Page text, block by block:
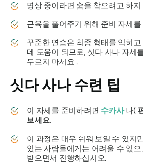
명상 중이라면 숨을 참으려고 하지
근육을 풀어주기 위해 준비 자세를
꾸준한 연습은 최종 형태를 익히
데 도움이 되므로, 싯다사나 자세
두르지 마세요 .
싯다사나 수련 팁
이 자세를 준비하려면 수카사나(
보세요.
이 과정은 매우 쉬워 보일 수 있지
있는 사람들에게는 어려울 수 있
받으면서 진행하십시오.